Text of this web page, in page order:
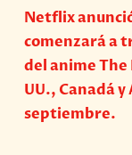
Netflix
comenzará a
del anime The
UU., Canadá
septiembre.